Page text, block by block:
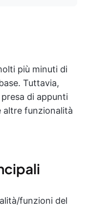
più minuti di
Tuttavia,
di appunti
altre funzionalità
funzioni del